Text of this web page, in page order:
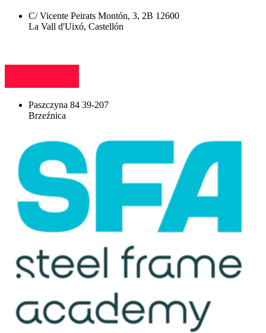
C/ Vicente Peirats Montón, 3, 2B 12600
La Vall d'Uixó, Castellón
Paszczyna 84 39-207
Brzeźnica